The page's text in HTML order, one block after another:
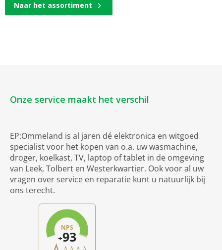
Naar het assortiment
Onze service maakt het verschil
EP:Ommeland is al jaren dé elektronica en witgoed
specialist voor het kopen van o.a. uw wasmachine,
droger, koelkast, TV, laptop of tablet in de omgeving
van Leek, Tolbert en Westerkwartier. Ook voor al uw
vragen over service en reparatie kunt u natuurlijk bij
ons terecht.